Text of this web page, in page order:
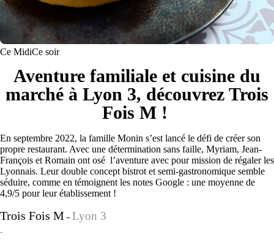
Ce MidiCe soir
Aventure familiale et cuisine du
marché à Lyon 3, découvrez Trois
Fois M !
En septembre 2022, la famille Monin s’est lancé le défi de créer son
propre restaurant. Avec une détermination sans faille, Myriam, Jean-
François et Romain ont osé l’aventure avec pour mission de régaler les
Lyonnais. Leur double concept bistrot et semi-gastronomique semble
séduire, comme en témoignent les notes Google : une moyenne de
4,9/5 pour leur établissement !
Trois Fois M - Lyon 3
-